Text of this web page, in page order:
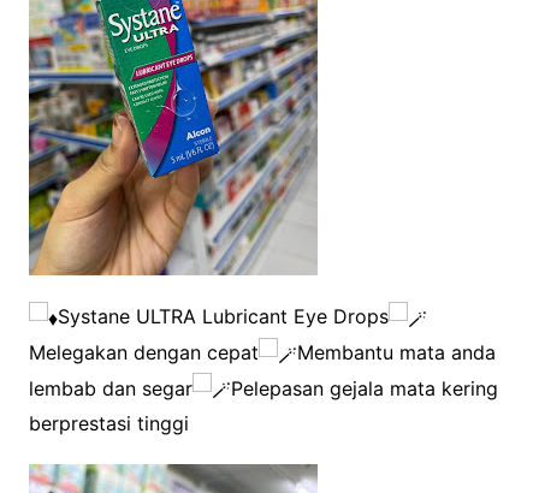
Systane ULTRA Lubricant Eye Drops
Melegakan dengan cepat
Membantu mata anda
lembab dan segar
Pelepasan gejala mata kering
berprestasi tinggi